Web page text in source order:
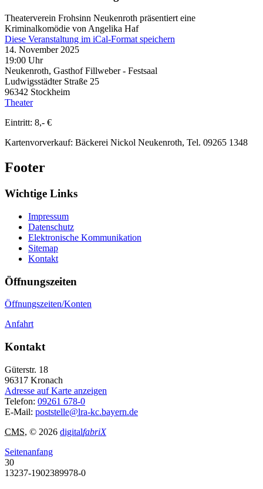
Theaterverein Frohsinn Neukenroth präsentiert eine
Kriminalkomödie von Angelika Haf
Diese Veranstaltung im iCal-Format speichern
14. November 2025
19:00 Uhr
Neukenroth, Gasthof Fillweber - Festsaal
Ludwigsstädter Straße 25
96342 Stockheim
Theater
Eintritt: 8,- €
Kartenvorverkauf: Bäckerei Nickol Neukenroth, Tel. 09265 1348
Footer
Wichtige Links
Impressum
Datenschutz
Elektronische Kommunikation
Sitemap
Kontakt
Öffnungszeiten
Öffnungszeiten/Konten
Anfahrt
Kontakt
Güterstr. 18
96317 Kronach
Adresse auf Karte anzeigen
Telefon: 09261 678-0
E-Mail: poststelle@lra-kc.bayern.de
CMS, © 2026 digitalfabriX
Seitenanfang
30
13237-1902389978-0